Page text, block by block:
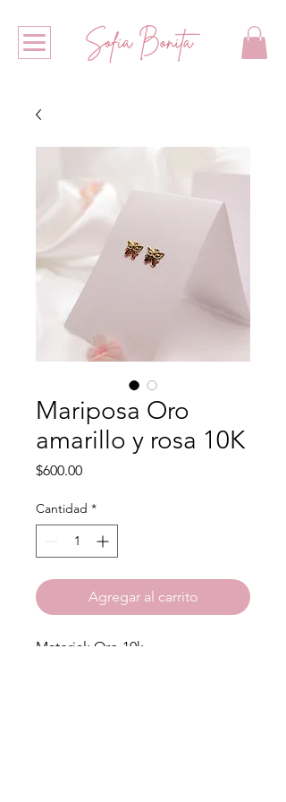
Mariposa Oro
amarillo y rosa 10K
$600.00Precio
Cantidad *
Agregar al carrito
Material: Oro 10k